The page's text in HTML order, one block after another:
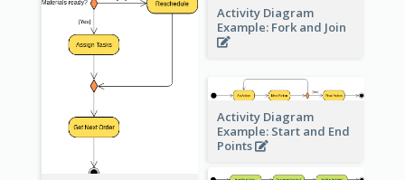
Activity Diagram
Example: Fork and Join
Activity Diagram
Example: Start and End
Points